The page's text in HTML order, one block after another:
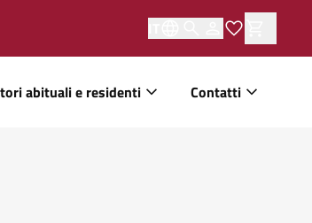
abituali e residenti Contatti